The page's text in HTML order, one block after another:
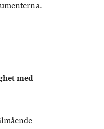
med